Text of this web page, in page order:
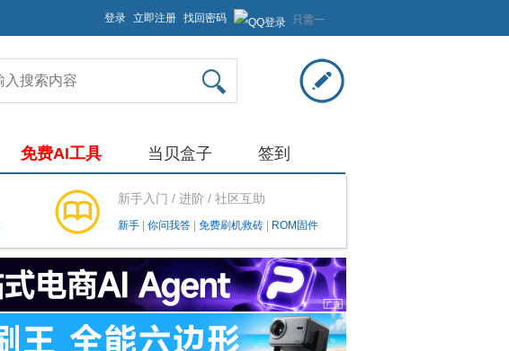
只需一
步，快
速开始
登录 立即注册 找回密码
免费AI工具 当贝盒子 签到
新手入门 / 进阶 / 社区互助
新手 你问我答 免费刷机救砖 ROM固件